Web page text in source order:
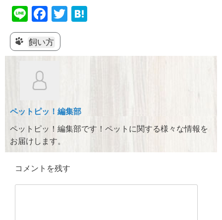
Li
n
e
F
a
c
e
o
k
T
er
n
飼い方
ペットピッ！編集部
ペットピッ！編集部です！ペットに関する様々な情報を
お届けします。
コメントを残す